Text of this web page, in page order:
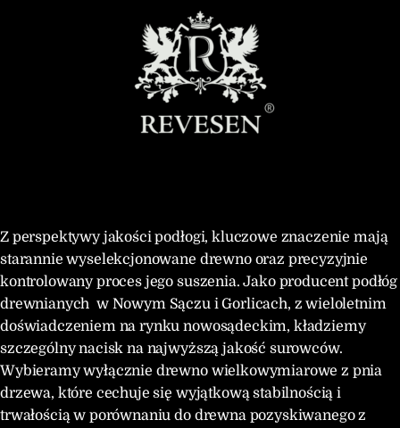
Z perspektywy jakości podłogi, kluczowe znaczenie mają
starannie wyselekcjonowane drewno oraz precyzyjnie
kontrolowany proces jego suszenia. Jako producent podłóg
drewnianych w Nowym Sączu i Gorlicach, z wieloletnim
doświadczeniem na rynku nowosądeckim, kładziemy
szczególny nacisk na najwyższą jakość surowców.
Wybieramy wyłącznie drewno wielkowymiarowe z pnia
drzewa, które cechuje się wyjątkową stabilnością i
trwałością w porównaniu do drewna pozyskiwanego z